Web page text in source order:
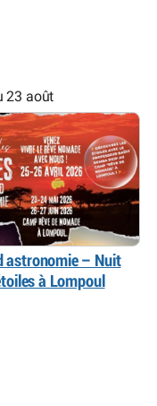
23 août
astronomie – Nuit
à Lompoul